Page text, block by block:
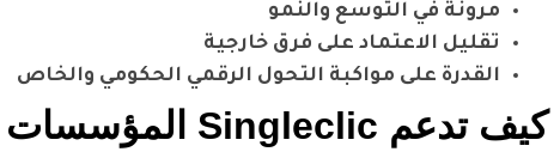
مرونة في التوسع والنمو
تقليل الاعتماد على فرق خارجية
القدرة على مواكبة التحول الرقمي الحكومي والخاص
كيف تدعم Singleclic المؤسسات في بناء حلول Low-Code متقدمة؟